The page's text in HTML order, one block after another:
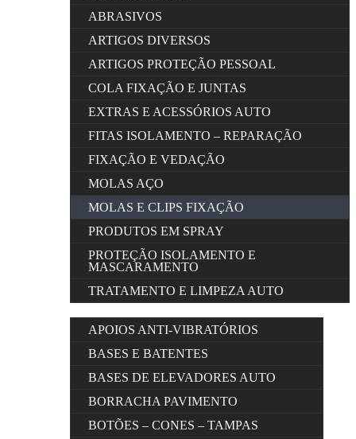
ABRASIVOS
ARTIGOS DIVERSOS
ARTIGOS PROTEÇÃO PESSOAL
COLA FIXAÇÃO E JUNTAS
EXTRAS E ACESSÓRIOS AUTO
FITAS ISOLAMENTO – REPARAÇÃO
FIXAÇÃO E VEDAÇÃO
MOLAS AÇO
MOLAS E CLIPS FIXAÇÃO
PRODUTOS EM SPRAY
PROTEÇÃO ISOLAMENTO E
MASCARAMENTO
TRATAMENTO E LIMPEZA AUTO
APOIOS ANTI-VIBRATÓRIOS
BASES E BATENTES
BASES DE ELEVADORES AUTO
BORRACHA PAVIMENTO
BOTÕES – CONES – TAMPAS